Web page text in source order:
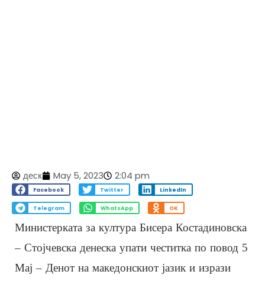
деск May 5, 2023 2:04 pm
Facebook Twitter LinkedIn
Telegram WhatsApp OK
Министерката за култура Бисера Костадиновска
– Стојчевска денеска упати честитка по повод 5
Мај – Денот на македонскиот јазик и изрази